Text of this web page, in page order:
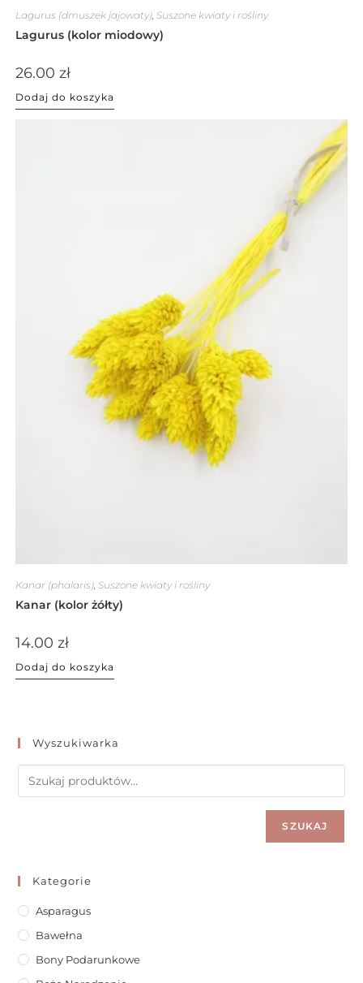
Lagurus (dmuszek jajowaty), Suszone kwiaty i rośliny
Lagurus (kolor miodowy)
26.00 zł
Dodaj do koszyka
Kanar (phalaris), Suszone kwiaty i rośliny
Kanar (kolor żółty)
14.00 zł
Dodaj do koszyka
Wyszukiwarka
SZUKAJ
Kategorie
Asparagus
Bawełna
Bony Podarunkowe